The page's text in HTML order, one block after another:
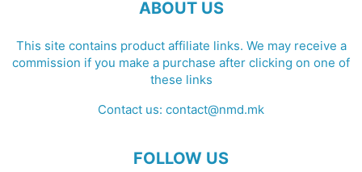
ABOUT US
This site contains product affiliate links. We may receive a
commission if you make a purchase after clicking on one of
these links
Contact us: contact@nmd.mk
FOLLOW US